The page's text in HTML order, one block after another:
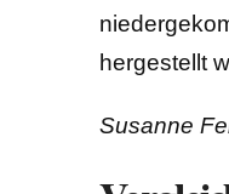
hergestellt
Susanne